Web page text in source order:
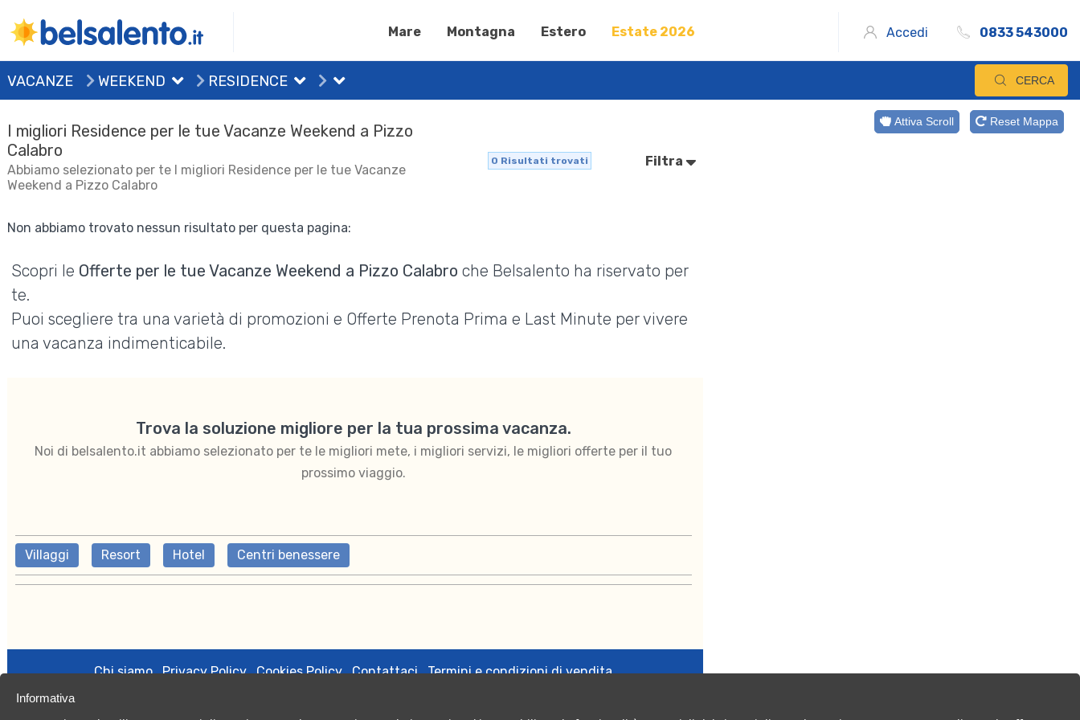
Mare Montagna Estero Estate 2026 Accedi 0833 543000
VACANZE WEEKEND RESIDENCE CERCA
I migliori Residence per le tue Vacanze Weekend a Pizzo
Calabro
Abbiamo selezionato per te I migliori Residence per le tue Vacanze
Weekend a Pizzo Calabro
0 Risultati trovati Filtra
Non abbiamo trovato nessun risultato per questa pagina:
Scopri le Offerte per le tue Vacanze Weekend a Pizzo Calabro che Belsalento ha riservato per
te.
Puoi scegliere tra una varietà di promozioni e Offerte Prenota Prima e Last Minute per vivere
una vacanza indimenticabile.
Trova la soluzione migliore per la tua prossima vacanza.
Noi di belsalento.it abbiamo selezionato per te le migliori mete, i migliori servizi, le migliori offerte per il tuo
prossimo viaggio.
Villaggi Resort Hotel Centri benessere
Chi siamo Privacy Policy Cookies Policy Contattaci Termini e condizioni di vendita
Attiva Scroll Reset Mappa
Informativa